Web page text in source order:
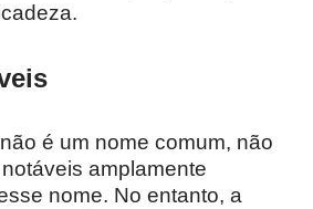
é um nome comum, não
amplamente
nome. No entanto, a